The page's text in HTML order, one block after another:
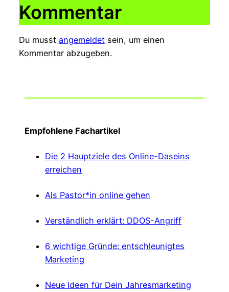
Kommentar
Du musst angemeldetsein, um einen
Kommentar abzugeben.
Empfohlene Fachartikel
Die 2 Hauptziele des Online-Daseins
erreichen
Als Pastor*in online gehen
Verständlich erklärt: DDOS-Angriff
6 wichtige Gründe: entschleunigtes
Marketing
Neue Ideen für Dein Jahresmarketing